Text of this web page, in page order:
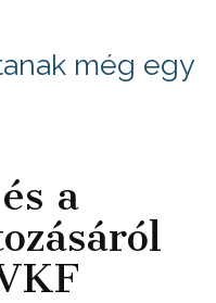
még egy
a